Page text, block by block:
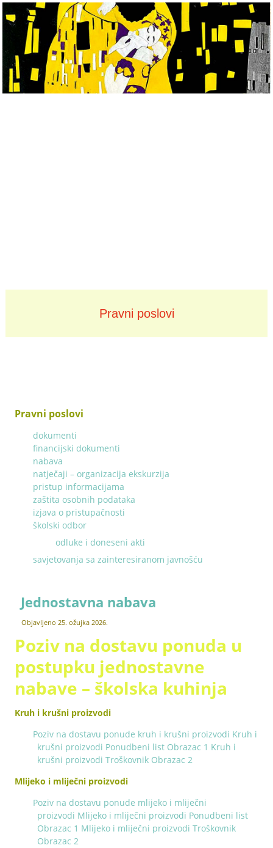
Pravni poslovi
Pravni poslovi
dokumenti
financijski dokumenti
nabava
natječaji – organizacija ekskurzija
pristup informacijama
zaštita osobnih podataka
izjava o pristupačnosti
školski odbor
odluke i doneseni akti
savjetovanja sa zainteresiranom javnošću
Jednostavna nabava
Objavljeno 25. ožujka 2026.
Poziv na dostavu ponuda u
postupku jednostavne
nabave – školska kuhinja
Kruh i krušni proizvodi
Poziv na dostavu ponude kruh i krušni proizvodi Kruh i
krušni proizvodi Ponudbeni list Obrazac 1 Kruh i
krušni proizvodi Troškovnik Obrazac 2
Mlijeko i mliječni proizvodi
Poziv na dostavu ponude mlijeko i mliječni
proizvodi Mlijeko i mliječni proizvodi Ponudbeni list
Obrazac 1 Mlijeko i mliječni proizvodi Troškovnik
Obrazac 2